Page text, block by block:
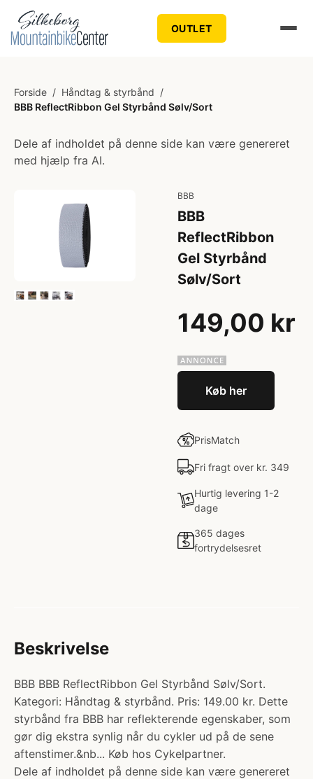
OUTLET
Forside / Håndtag & styrbånd /
BBB ReflectRibbon Gel Styrbånd Sølv/Sort
Dele af indholdet på denne side kan være genereret
med hjælp fra AI.
BBB
BBB
ReflectRibbon
Gel Styrbånd
Sølv/Sort
149,00 kr
Køb her
PrisMatch
Fri fragt over kr. 349
Hurtig levering 1-2
dage
365 dages
fortrydelsesret
Beskrivelse
BBB BBB ReflectRibbon Gel Styrbånd Sølv/Sort.
Kategori: Håndtag & styrbånd. Pris: 149.00 kr. Dette
styrbånd fra BBB har reflekterende egenskaber, som
gør dig ekstra synlig når du cykler ud på de sene
aftenstimer.&nb... Køb hos Cykelpartner.
Dele af indholdet på denne side kan være genereret